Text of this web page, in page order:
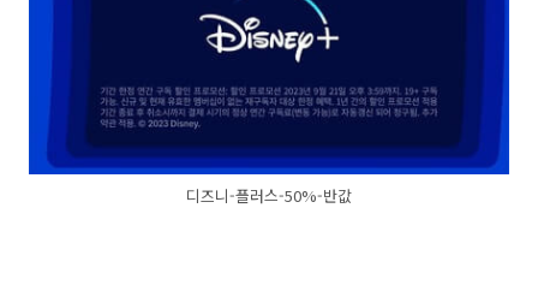
디즈니-플러스-50%-반값